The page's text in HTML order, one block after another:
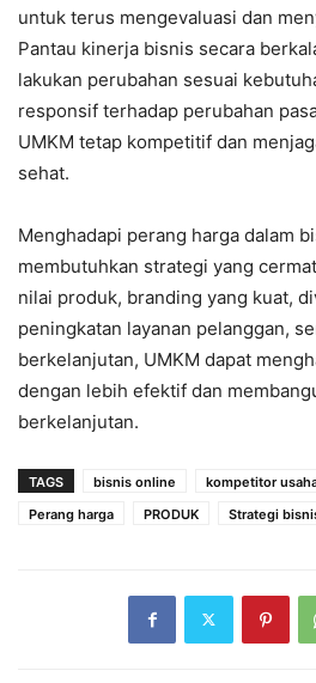
untuk terus mengevaluasi dan
Pantau kinerja bisnis secara
lakukan perubahan sesuai
responsif terhadap perubahan
UMKM tetap kompetitif dan
sehat.
Menghadapi perang harga dalam
membutuhkan strategi yang
nilai produk, branding yang kuat,
peningkatan layanan pelanggan,
berkelanjutan, UMKM dapat
dengan lebih efektif dan
berkelanjutan.
TAGS bisnis online kompetitor
Perang harga
PRODUK Strategi